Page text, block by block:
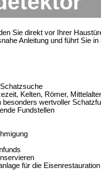
Sie direkt vor Ihrer
Anleitung und führt Sie
Kelten, Römer,
wertvoller
Fundstellen
für die Eisenrestauration